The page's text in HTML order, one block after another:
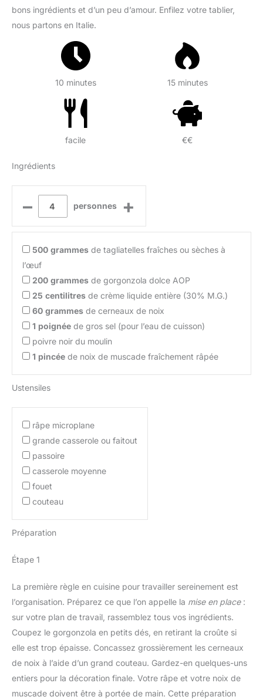
bons ingrédients et d’un peu d’amour. Enfilez votre tablier,
nous partons en Italie.
10 minutes 15 minutes
facile €€
Ingrédients
– personnes +
500 grammes de tagliatelles fraîches ou sèches à
l’œuf
200 grammes de gorgonzola dolce AOP
25 centilitres de crème liquide entière (30% M.G.)
60 grammes de cerneaux de noix
1 poignée de gros sel (pour l’eau de cuisson)
poivre noir du moulin
1 pincée de noix de muscade fraîchement râpée
Ustensiles
râpe microplane
grande casserole ou faitout
passoire
casserole moyenne
fouet
couteau
Préparation
Étape 1
La première règle en cuisine pour travailler sereinement est
l’organisation. Préparez ce que l’on appelle la mise en place:
sur votre plan de travail, rassemblez tous vos ingrédients.
Coupez le gorgonzola en petits dés, en retirant la croûte si
elle est trop épaisse. Concassez grossièrement les cerneaux
de noix à l’aide d’un grand couteau. Gardez-en quelques-uns
entiers pour la décoration finale. Votre râpe et votre noix de
muscade doivent être à portée de main. Cette préparation